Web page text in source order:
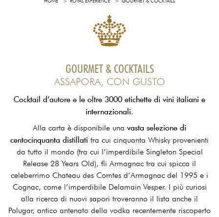
GOURMET & COCKTAILS
ASSAPORA, CON GUSTO
Cocktail d’autore e le oltre 3000 etichette di vini italiani e
internazionali.
Alla carta è disponibile una vasta selezione di
centocinquanta distillati tra cui cinquanta Whisky provenienti
da tutto il mondo (tra cui l’imperdibile Singleton Special
Release 28 Years Old), fli Armagnac tra cui spicca il
celeberrimo Chateau des Comtes d’Armagnac del 1995 e i
Cognac, come l’imperdibile Delamain Vesper. I più curiosi
alla ricerca di nuovi sapori troveranno il lista anche il
Polugar, antico antenato della vodka recentemente riscoperto